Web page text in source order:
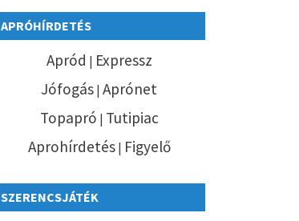
APRÓHÍRDETÉS
Apród | Expressz
Jófogás | Aprónet
Topapró | Tutipiac
Aprohírdetés| Figyelő
SZERENCSJÁTÉK